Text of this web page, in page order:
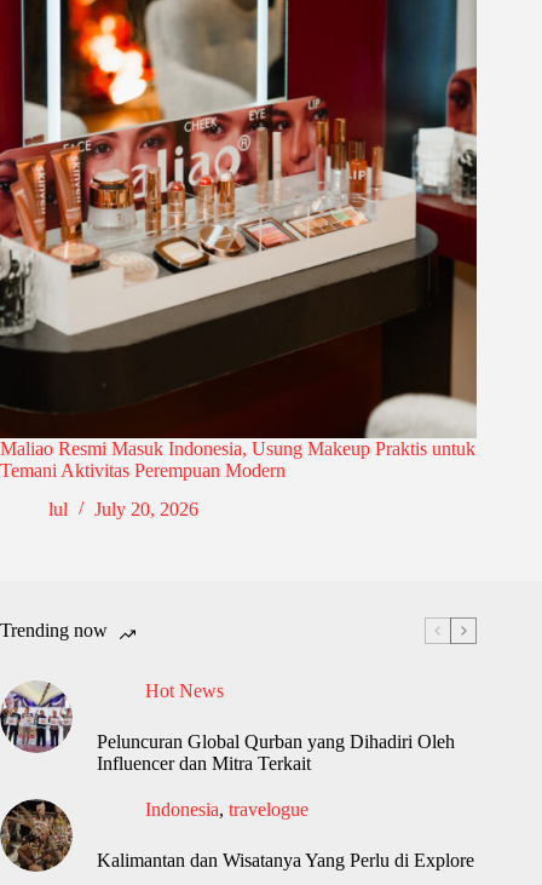
Maliao Resmi Masuk Indonesia, Usung Makeup Praktis untuk
Temani Aktivitas Perempuan Modern
lul
July 20, 2026
Trending now
Hot News
Peluncuran Global Qurban yang Dihadiri Oleh
Influencer dan Mitra Terkait
Indonesia, travelogue
Kalimantan dan Wisatanya Yang Perlu di Explore